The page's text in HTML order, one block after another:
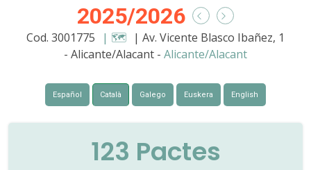
2025/2026
Cod. 3001775 | 🗺️ | Av. Vicente Blasco Ibañez, 1
- Alicante/Alacant - Alicante/Alacant
Español Català Galego Euskera English
123 Pactes